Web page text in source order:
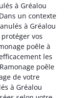
à Gréalou
un contexte
à Gréalou
vos
poêle à
les
poêle
de votre
à Gréalou